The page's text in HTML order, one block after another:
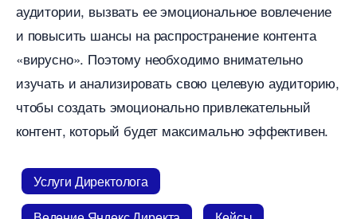
аудитории, вызвать ее эмоциональное вовлечение
и повысить шансы на распространение контента
«вирусно». Поэтому необходимо внимательно
изучать и анализировать свою целевую аудиторию,
чтобы создать эмоционально привлекательный
контент, который будет максимально эффективен.
Услуги Директолога